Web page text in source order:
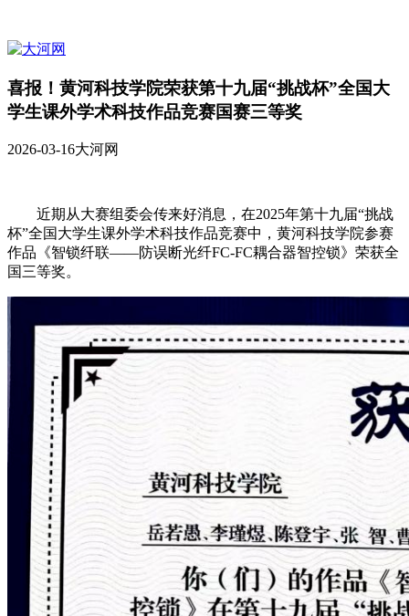
喜报！黄河科技学院荣获第十九届“挑战杯”全国大
学生课外学术科技作品竞赛国赛三等奖
2026-03-16大河网
近期从大赛组委会传来好消息，在2025年第十九届“挑战
杯”全国大学生课外学术科技作品竞赛中，黄河科技学院参赛
作品《智锁纤联——防误断光纤FC-FC耦合器智控锁》荣获全
国三等奖。